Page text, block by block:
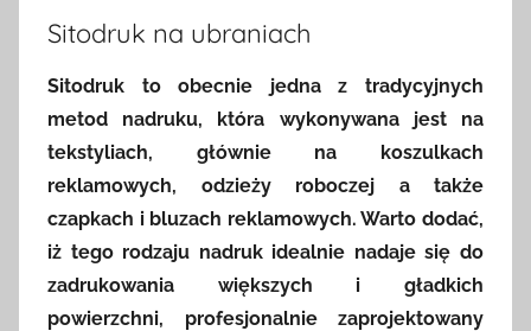
Sitodruk na ubraniach
Sitodruk to obecnie jedna z tradycyjnych
metod nadruku, która wykonywana jest na
tekstyliach, głównie na koszulkach
reklamowych, odzieży roboczej a także
czapkach i bluzach reklamowych. Warto dodać,
iż tego rodzaju nadruk idealnie nadaje się do
zadrukowania większych i gładkich
powierzchni, profesjonalnie zaprojektowany